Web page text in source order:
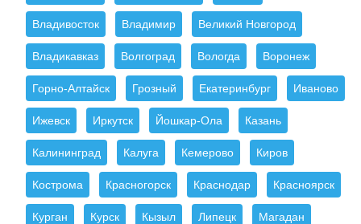
Владивосток Владимир Великий Новгород
Владикавказ Волгоград Вологда Воронеж
Горно-Алтайск Грозный Екатеринбург Иваново
Ижевск Иркутск Йошкар-Ола Казань
Калининград Калуга Кемерово Киров
Кострома Красногорск Краснодар Красноярск
Курган Курск Кызыл Липецк Магадан